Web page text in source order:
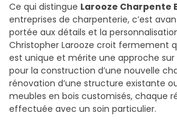
Ce qui distingue Larooze Charpente
entreprises de charpenterie, c’est
portée aux détails et la
Christopher Larooze croit fermement
est unique et mérite une approche
pour la construction d’une nouvelle
rénovation d’une structure existante
meubles en bois customisés, chaque
effectuée avec un soin particulier.